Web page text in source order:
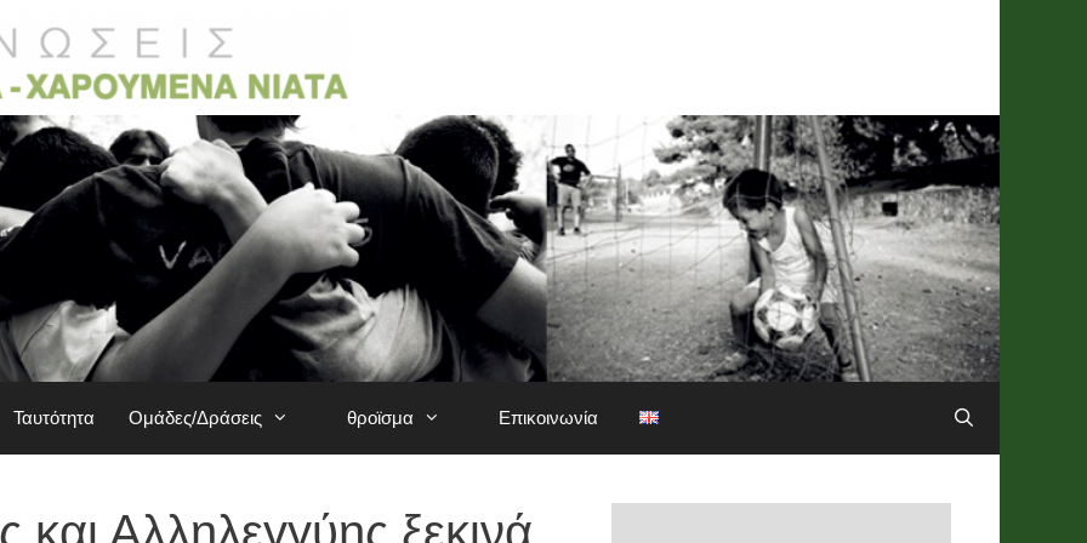
Ταυτότητα Ομάδες/Δράσεις θροϊσμα Επικοινωνία
Αλληλεγγύης ξεκινά